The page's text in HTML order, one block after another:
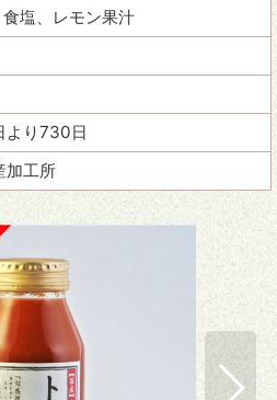
塩、レモン果汁
より730日
加工所